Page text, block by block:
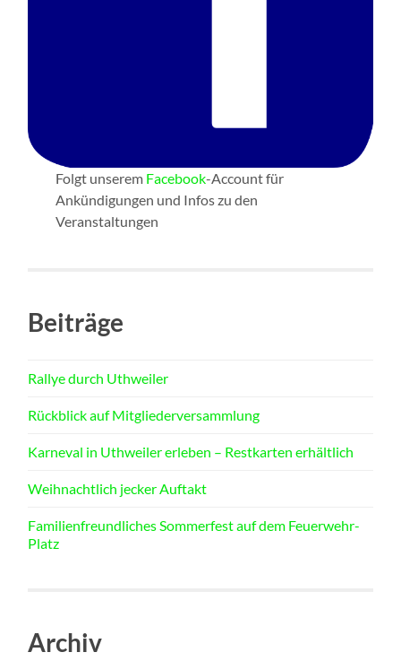
Folgt unserem Facebook-Account für
Ankündigungen und Infos zu den
Veranstaltungen
Beiträge
Rallye durch Uthweiler
Rückblick auf Mitgliederversammlung
Karneval in Uthweiler erleben – Restkarten erhältlich
Weihnachtlich jecker Auftakt
Familienfreundliches Sommerfest auf dem Feuerwehr-
Platz
Archiv